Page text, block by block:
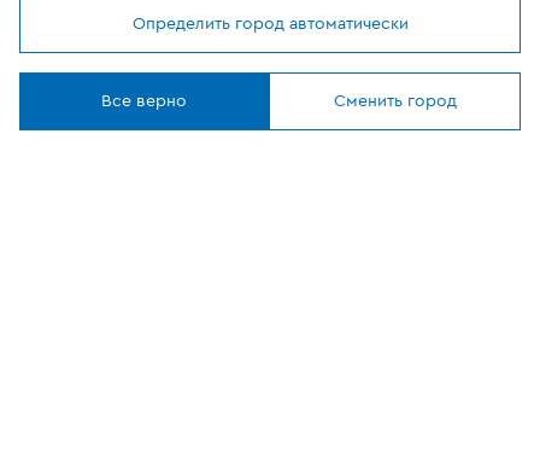
Мы используем cookies
Где купить
Определить город автоматически
Все верно Сменить город